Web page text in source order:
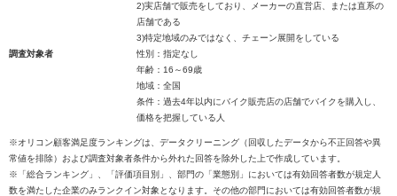
2)実店舗で販売をしており、メーカーの直営店、または直系の
店舗である
3)特定地域のみではなく、チェーン展開をしている
調査対象者
性別：指定なし
年齢：16～69歳
地域：全国
条件：過去4年以内にバイク販売店の店舗でバイクを購入し、
価格を把握している人
※オリコン顧客満足度ランキングは、データクリーニング（回収したデータから不正回答や異
常値を排除）および調査対象者条件から外れた回答を除外した上で作成しています。
※「総合ランキング」、「評価項目別」、部門の「業態別」においては有効回答者数が規定人
数を満たした企業のみランクイン対象となります。その他の部門においては有効回答者数が規